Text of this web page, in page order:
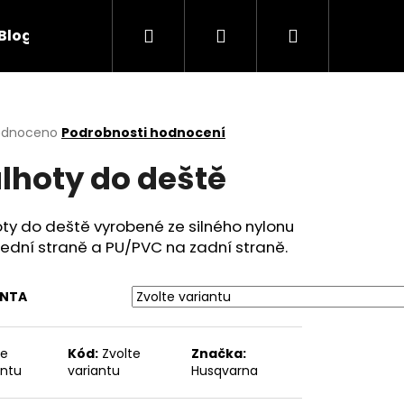
Obchodní podmínky Kontakty
Hledat PřihlášeníNákupní
Podrobnosti hodnocení
do deště
do deště vyrobené ze silného nylonu
straně a PU/PVC na zadní straně.
Kód: Zvolte
variantu
Značka:
Husqvarna